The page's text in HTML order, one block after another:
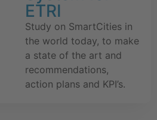
ETRI
Study on SmartCities in
the world today, to make
a state of the art and
recommendations,
action plans and KPI’s.